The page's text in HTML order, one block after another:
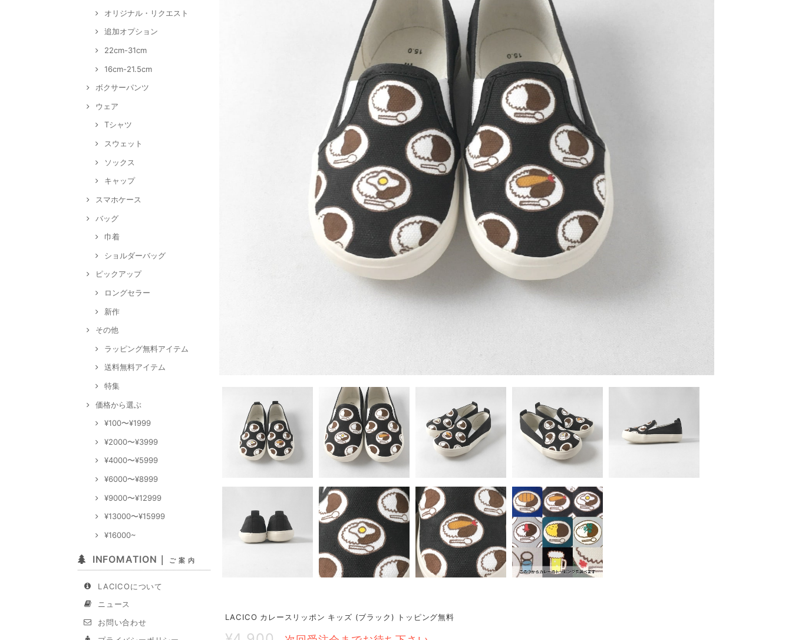
オリジナル・リクエスト
追加オプション
22cm-31cm
16cm-21.5cm
ボクサーパンツ
ウェア
Tシャツ
スウェット
ソックス
キャップ
スマホケース
バッグ
巾着
ショルダーバッグ
ピックアップ
ロングセラー
新作
その他
ラッピング無料アイテム
送料無料アイテム
特集
価格から選ぶ
¥100〜¥1999
¥2000〜¥3999
¥4000〜¥5999
¥6000〜¥8999
¥9000〜¥12999
¥13000〜¥15999
¥16000~
INFOMATION｜ ご 案 内
LACICOについて
ニュース
お問い合わせ
LACICO カレースリッポン キッズ (ブラック) トッピング無料